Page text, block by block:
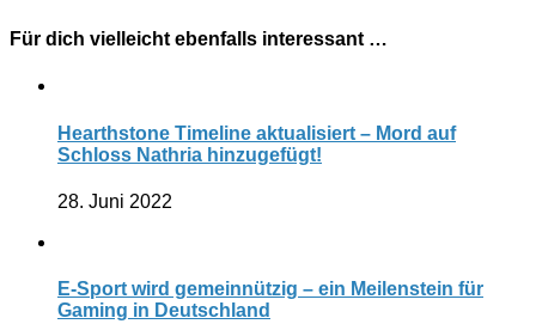
Für dich vielleicht ebenfalls interessant …
Hearthstone Timeline aktualisiert – Mord auf
Schloss Nathria hinzugefügt!
28. Juni 2022
E-Sport wird gemeinnützig – ein Meilenstein für
Gaming in Deutschland